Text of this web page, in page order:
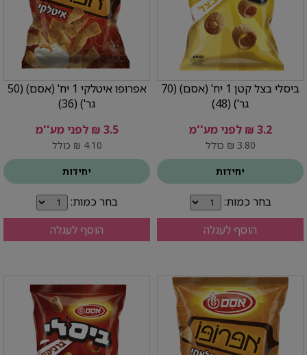
ביסלי בצל קטן 1 יח' (אסם) (70
גר') (48)
3.2 ₪ לפני מע''מ
3.80 ₪ כולל
יחידות
בחר כמות:
הוסף לעגלה
אפרופו איטלקי 1 יח' (אסם) (50
גר') (36)
3.5 ₪ לפני מע''מ
4.10 ₪ כולל
יחידות
בחר כמות:
הוסף לעגלה